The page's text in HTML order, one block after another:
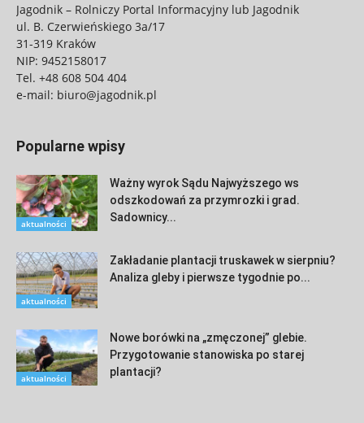
Jagodnik – Rolniczy Portal Informacyjny lub Jagodnik
ul. B. Czerwieńskiego 3a/17
31-319 Kraków
NIP: 9452158017
Tel. +48 608 504 404
e-mail: biuro@jagodnik.pl
Popularne wpisy
aktualności
Ważny wyrok Sądu Najwyższego ws
odszkodowań za przymrozki i grad.
Sadownicy...
aktualności
Zakładanie plantacji truskawek w sierpniu?
Analiza gleby i pierwsze tygodnie po...
aktualności
Nowe borówki na „zmęczonej” glebie.
Przygotowanie stanowiska po starej
plantacji?